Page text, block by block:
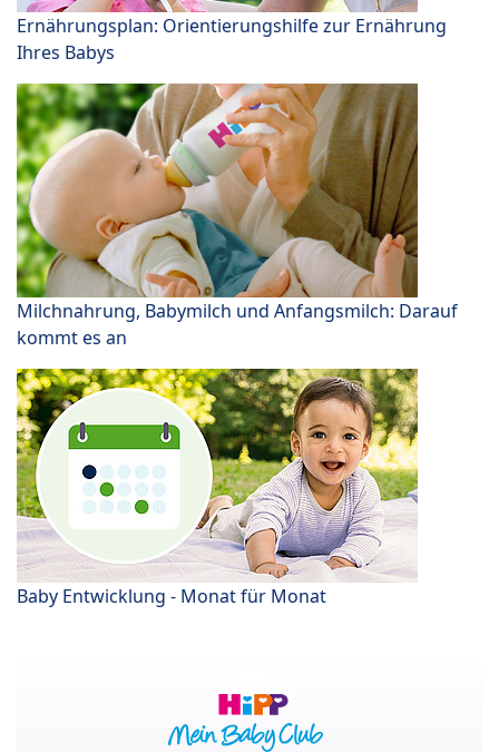
Ernährungsplan: Orientierungshilfe zur Ernährung
Ihres Babys
Milchnahrung, Babymilch und Anfangsmilch: Darauf
kommt es an
Baby Entwicklung - Monat für Monat